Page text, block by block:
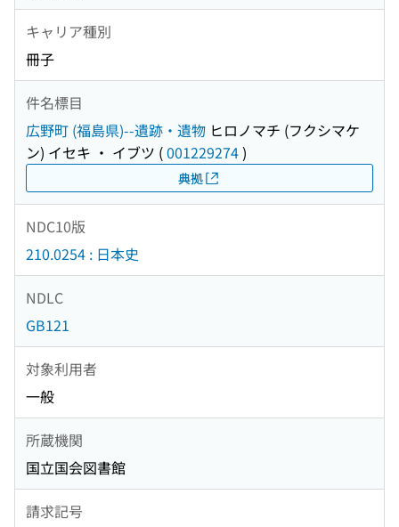
キャリア種別
冊子
件名標目
広野町 (福島県)--遺跡・遺物 ヒロノマチ (フクシマケ
ン) イセキ ・ イブツ (001229274)
典拠
NDC10版
210.0254 : 日本史
NDLC
GB121
対象利用者
一般
所蔵機関
国立国会図書館
請求記号